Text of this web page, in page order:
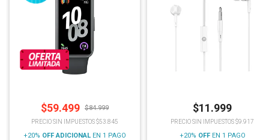
$59.499 $84.999
PRECIO SIN IMPUESTOS $53.845
+20% OFF ADICIONAL EN 1 PAGO
$11.999
PRECIO SIN IMPUESTOS $9.917
+20% OFFEN 1 PAGO